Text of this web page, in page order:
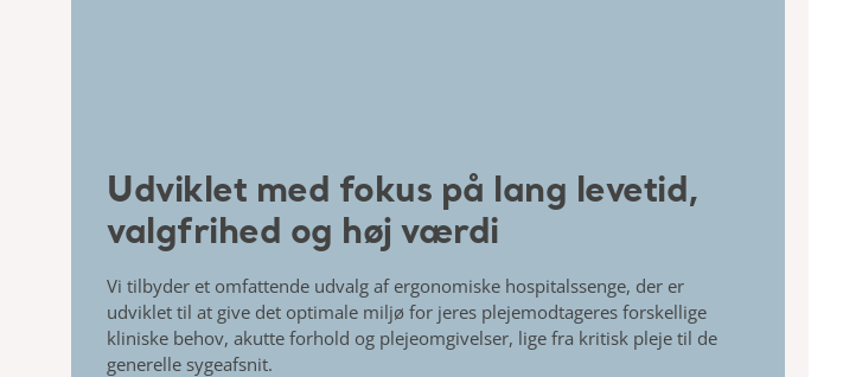
Udviklet med fokus på lang levetid,
valgfrihed og høj værdi
Vi tilbyder et omfattende udvalg af ergonomiske hospitalssenge, der er
udviklet til at give det optimale miljø for jeres plejemodtageres forskellige
kliniske behov, akutte forhold og plejeomgivelser, lige fra kritisk pleje til de
generelle sygeafsnit.